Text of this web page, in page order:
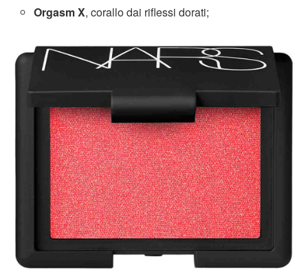
Orgasm X, corallo dai riflessi dorati;